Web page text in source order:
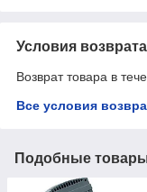
Условия возврата
Возврат товара в
Все условия
Подобные